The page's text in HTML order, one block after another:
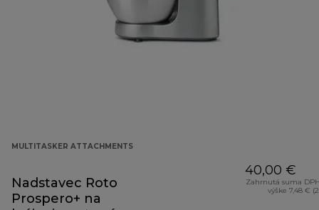
MULTITASKER ATTACHMENTS
Nadstavec Roto
Prospero+ na
40,00 €
Zahrnutá suma
výške 7,48 €